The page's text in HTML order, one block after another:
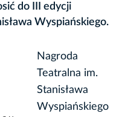
do III edycji
Wyspiańskiego.
Nagroda
Teatralna im.
Stanisława
Wyspiańskiego